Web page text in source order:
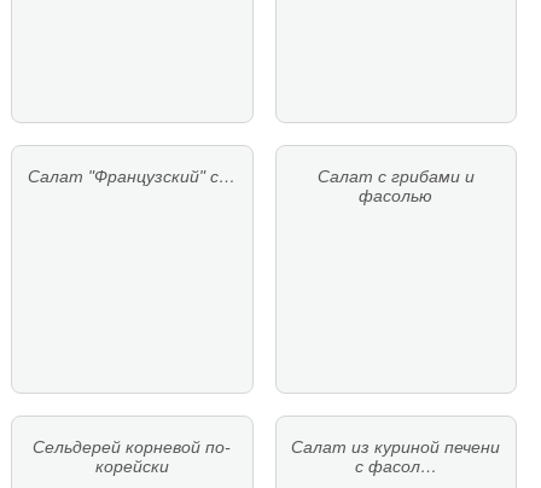
Салат "Французский" с…
Салат с грибами и
фасолью
Сельдерей корневой по-
корейски
Салат из куриной печени
с фасол…